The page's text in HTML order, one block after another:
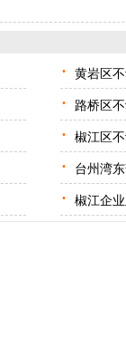
· 黄岩区
· 路桥区
· 椒江区
· 台州湾
· 椒江企